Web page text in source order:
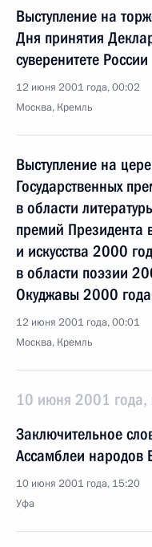
Выступление на
Дня принятия
суверенитете России
12 июня 2001 года, 00:02
Москва, Кремль
Выступление на
Государственных
в области
премий Президента
и искусства 2000
в области поэзии
Окуджавы 2000 года
12 июня 2001 года, 00:01
Москва, Кремль
10 июня 2001 года,
Заключительное
Ассамблеи народов
10 июня 2001 года, 15:20
Уфа